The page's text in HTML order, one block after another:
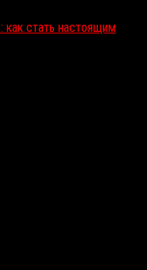
как стать настоящим